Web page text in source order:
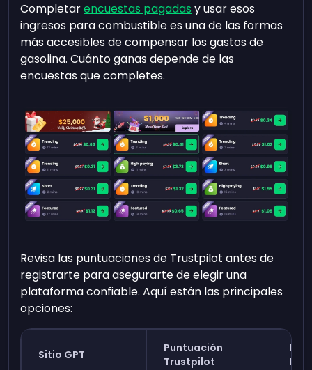
Completarencuestas pagadas y usar esos
ingresos para combustible es una de las formas
más accesibles de compensar los gastos de
gasolina. Cuánto ganas depende de las
encuestas que completes.
Revisa las puntuaciones de Trustpilot antes de
registrarte para asegurarte de elegir una
plataforma confiable. Aquí están las principales
opciones:
Sitio GPT
Puntuación
Trustpilot